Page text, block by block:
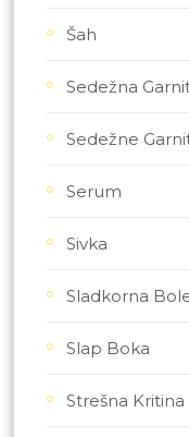
Šah
Sedežna
Sedežne
Serum
Sivka
Sladkorna
Slap Boka
Strešna Kritina